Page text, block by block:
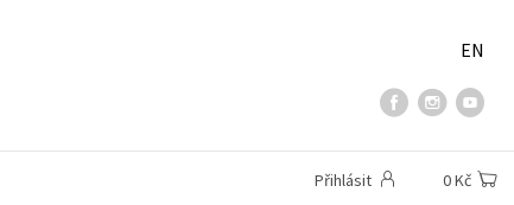
EN
Přihlásit 0 Kč